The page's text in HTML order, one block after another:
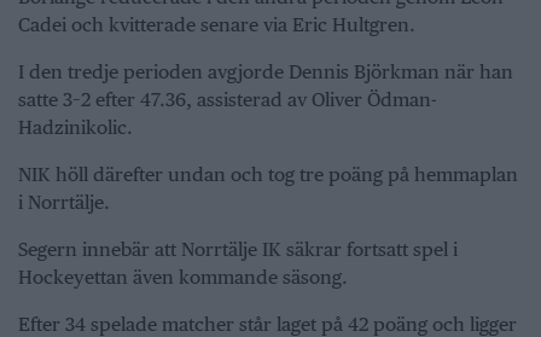
Cadei och kvitterade senare via Eric Hultgren.
I den tredje perioden avgjorde Dennis Björkman när han
satte 3–2 efter 47.36, assisterad av Oliver Ödman-
Hadzinikolic.
NIK höll därefter undan och tog tre poäng på hemmaplan
i Norrtälje.
Segern innebär att Norrtälje IK säkrar fortsatt spel i
Hockeyettan även kommande säsong.
Efter 34 spelade matcher står laget på 42 poäng och ligger